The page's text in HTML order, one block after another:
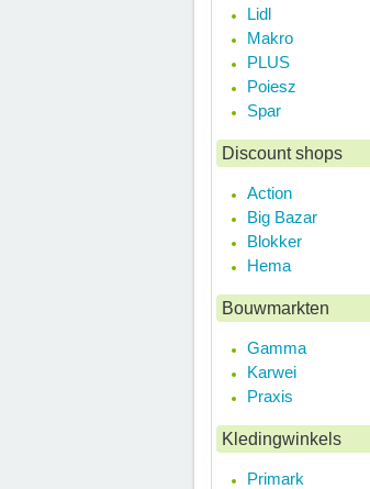
Lidl
Makro
PLUS
Poiesz
Spar
Discount shops
Action
Big Bazar
Blokker
Hema
Bouwmarkten
Gamma
Karwei
Praxis
Kledingwinkels
Primark